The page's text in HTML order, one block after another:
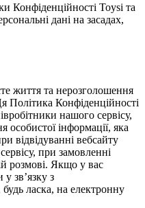
Конфіденційності Toysi та
дані на засадах,
життя та нерозголошення
Політика Конфіденційності
нашого сервісу,
особистої інформації, яка
відвідуванні вебсайту
при замовленні
розмові. Якщо у вас
зв’язку з
ласка, на електронну